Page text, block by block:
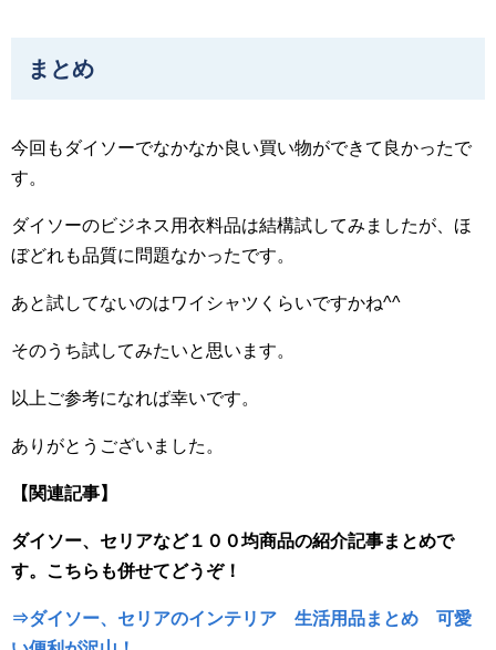
まとめ
今回もダイソーでなかなか良い買い物ができて良かったで
す。
ダイソーのビジネス用衣料品は結構試してみましたが、ほ
ぼどれも品質に問題なかったです。
あと試してないのはワイシャツくらいですかね^^
そのうち試してみたいと思います。
以上ご参考になれば幸いです。
ありがとうございました。
【関連記事】
ダイソー、セリアなど１００均商品の紹介記事まとめで
す。こちらも併せてどうぞ！
⇒ダイソー、セリアのインテリア 生活用品まとめ 可愛